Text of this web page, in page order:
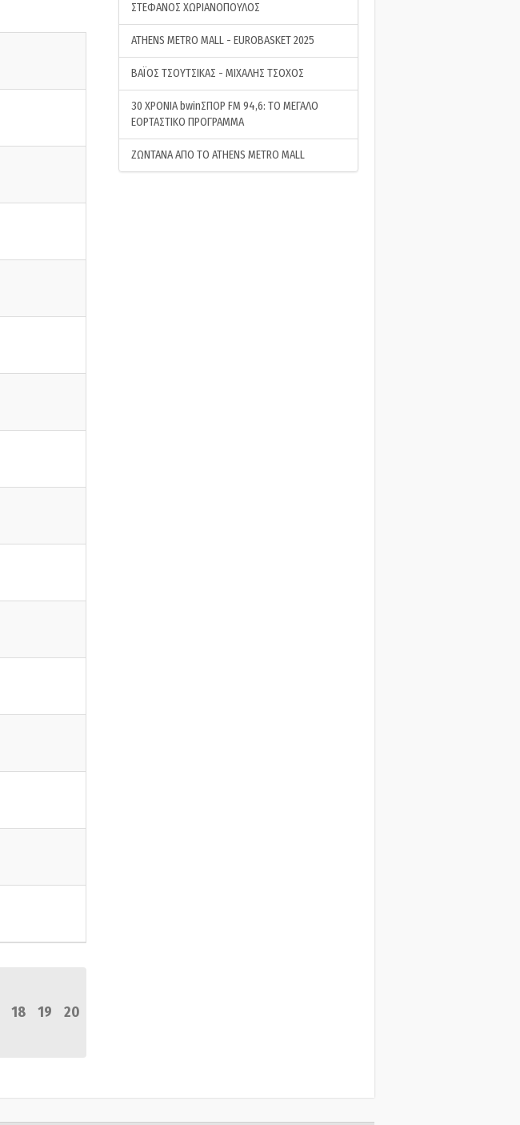
18 19
20
ΣΤΕΦΑΝΟΣ ΧΩΡΙΑΝΟΠΟΥΛΟΣ
ATHENS METRO MALL - EUROBASKET 2025
ΒΑΪΟΣ ΤΣΟΥΤΣΙΚΑΣ - ΜΙΧΑΛΗΣ ΤΣΟΧΟΣ
30 ΧΡΟΝΙΑ bwinΣΠΟΡ FM 94,6: ΤΟ ΜΕΓΑΛΟ
ΕΟΡΤΑΣΤΙΚΟ ΠΡΟΓΡΑΜΜΑ
ΖΩΝΤΑΝΑ ΑΠΟ ΤΟ ATHENS METRO MALL